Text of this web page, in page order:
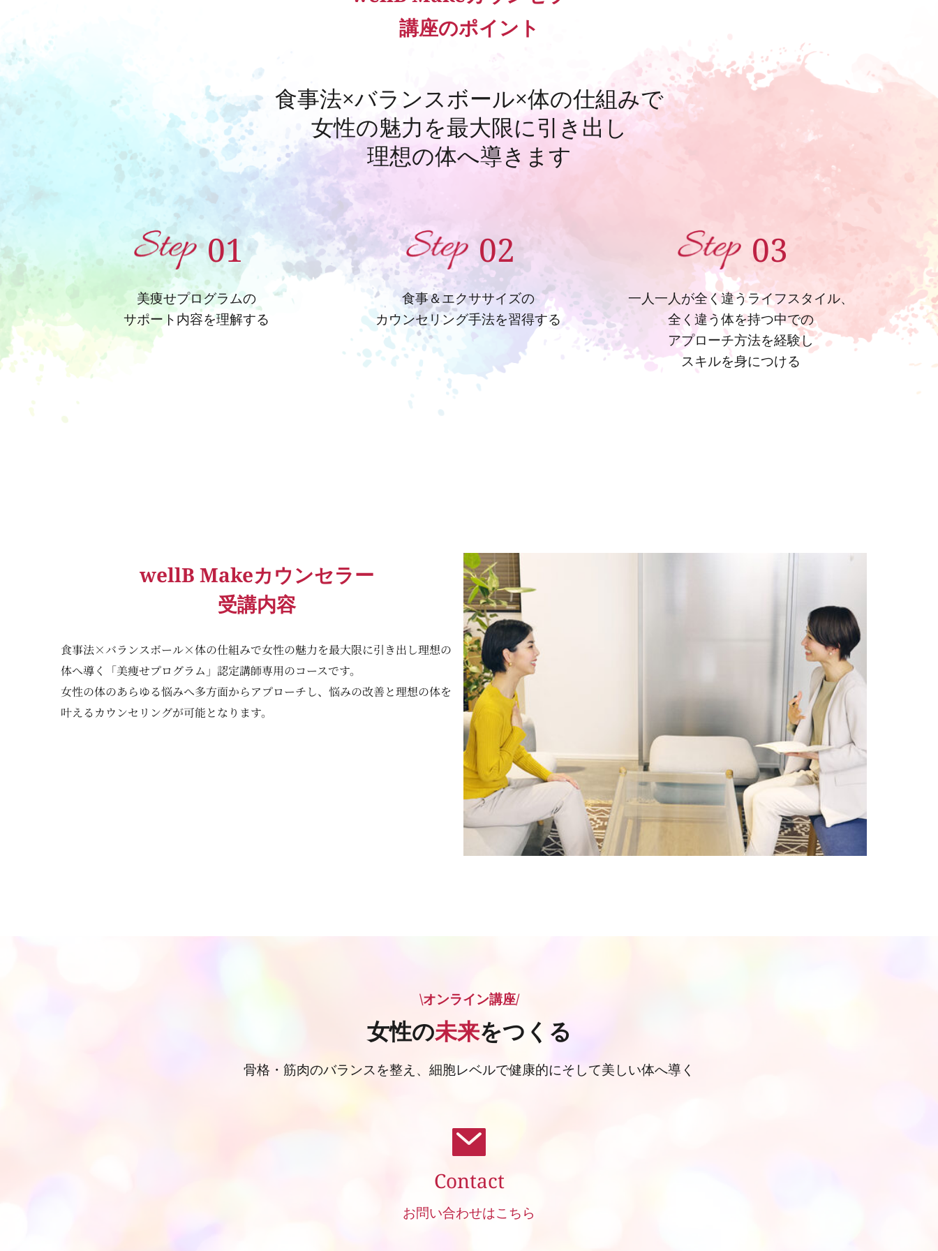
講座のポイント
食事法×バランスボール×体の仕組みで
女性の魅力を最大限に引き出し
理想の体へ導きます
01
美痩せプログラムの
サポート内容を理解する
02
食事＆エクササイズの
カウンセリング手法を習得する
03
一人一人が全く違うライフスタイル、
全く違う体を持つ中での
アプローチ方法を経験し
スキルを身につける
wellB Makeカウンセラー
受講内容
食事法×バランスボール×体の仕組みで女性の魅力を最大限に引き出し理想の
体へ導く「美痩せプログラム」認定講師専用のコースです。
女性の体のあらゆる悩みへ多方面からアプローチし、悩みの改善と理想の体を
叶えるカウンセリングが可能となります。
\オンライン講座/
女性の未来をつくる
骨格・筋肉のバランスを整え、細胞レベルで健康的にそして美しい体へ導く
Contact
お問い合わせはこちら